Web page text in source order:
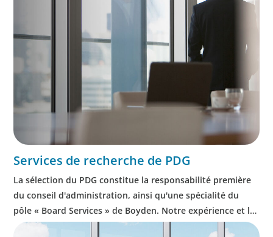
Services de recherche de PDG
La sélection du PDG constitue la responsabilité première
du conseil d'administration, ainsi qu'une spécialité du
pôle « Board Services » de Boyden. Notre expérience et la
rigueur de notre processus aident les conseils à faire des